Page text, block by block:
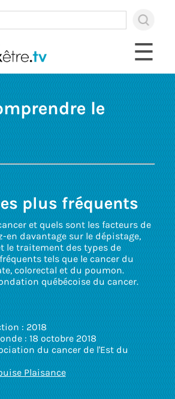
×
to
to
go
to
can
use
and
☰
le
plus fréquents
et quels sont les facteurs de
en davantage sur le dépistage,
le traitement des types de
tels que le cancer du
colorectal et du poumon.
québécoise du cancer.
: 2018
: 18 octobre 2018
du cancer de l'Est du
Plaisance